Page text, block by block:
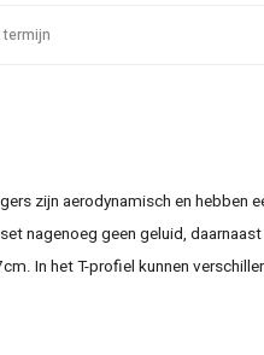
termijn
zijn aerodynamisch en hebben
nagenoeg geen geluid,
In het T-profiel kunnen